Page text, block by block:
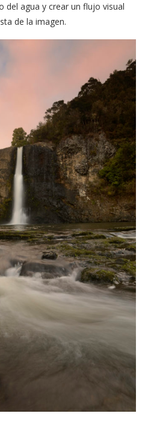
agua y crear un flujo visual
de la imagen.